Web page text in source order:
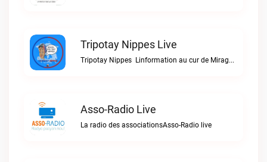
Tripotay Nippes Live
Tripotay Nippes  Linformation au cur de Miragoâne et du monde.Tripotay Nippes live
Asso-Radio Live
La radio des associationsAsso-Radio live